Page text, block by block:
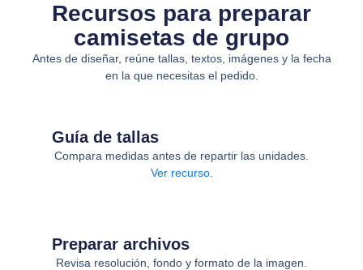
Recursos para preparar
camisetas de grupo
Antes de diseñar, reúne tallas, textos, imágenes y la fecha
en la que necesitas el pedido.
Guía de tallas
Compara medidas antes de repartir las unidades.
Ver recurso.
Preparar archivos
Revisa resolución, fondo y formato de la imagen.